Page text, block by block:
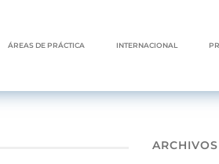
ÁREAS DE PRÁCTICA INTERNACIONAL
ARCHIVOS